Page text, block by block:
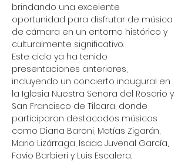
brindando una excelente
oportunidad para disfrutar de música
de cámara en un entorno histórico y
culturalmente significativo.
Este ciclo ya ha tenido
presentaciones anteriores,
incluyendo un concierto inaugural en
la Iglesia Nuestra Señora del Rosario y
San Francisco de Tilcara, donde
participaron destacados músicos
como Diana Baroni, Matías Zigarán,
Mario Lizárraga, Isaac Juvenal García,
Favio Barbieri y Luis Escalera.